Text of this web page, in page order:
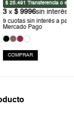
COMPRAR